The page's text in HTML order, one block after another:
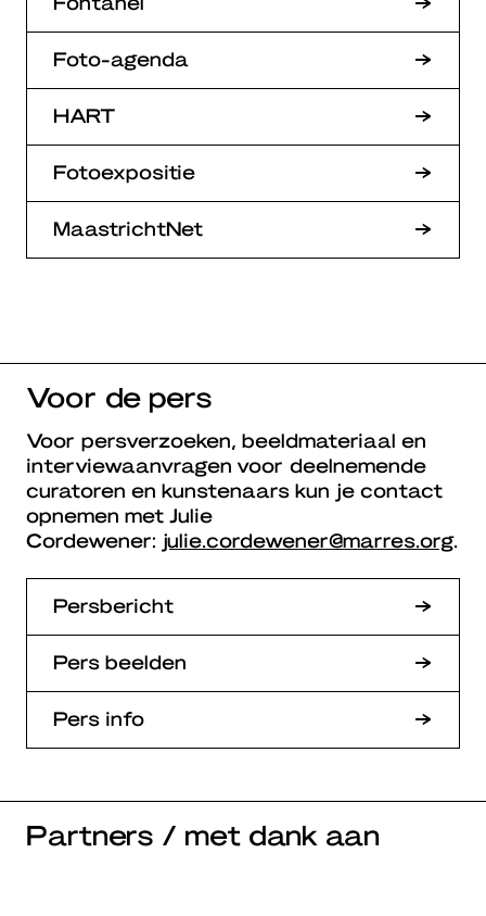
Foto-agenda
HART
Fotoexpositie
MaastrichtNet
Voor de pers
Voor persverzoeken, beeldmateriaal en
interviewaanvragen voor deelnemende
curatoren en kunstenaars kun je contact
opnemen met Julie
Cordewener: julie.cordewener@marres.org.
Persbericht
Pers beelden
Pers info
Partners / met dank aan